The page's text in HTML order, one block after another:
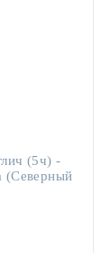
(5ч) -